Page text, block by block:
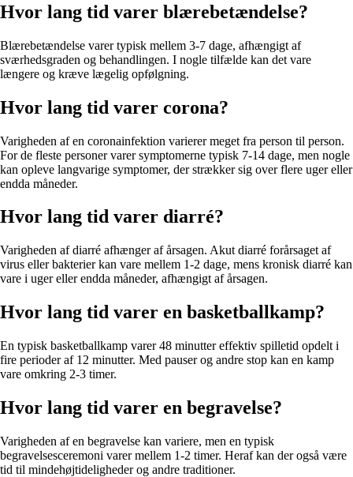
Hvor lang tid varer blærebetændelse?
Blærebetændelse varer typisk mellem 3-7 dage, afhængigt af
sværhedsgraden og behandlingen. I nogle tilfælde kan det vare
længere og kræve lægelig opfølgning.
Hvor lang tid varer corona?
Varigheden af en coronainfektion varierer meget fra person til person.
For de fleste personer varer symptomerne typisk 7-14 dage, men nogle
kan opleve langvarige symptomer, der strækker sig over flere uger eller
endda måneder.
Hvor lang tid varer diarré?
Varigheden af diarré afhænger af årsagen. Akut diarré forårsaget af
virus eller bakterier kan vare mellem 1-2 dage, mens kronisk diarré kan
vare i uger eller endda måneder, afhængigt af årsagen.
Hvor lang tid varer en basketballkamp?
En typisk basketballkamp varer 48 minutter effektiv spilletid opdelt i
fire perioder af 12 minutter. Med pauser og andre stop kan en kamp
vare omkring 2-3 timer.
Hvor lang tid varer en begravelse?
Varigheden af en begravelse kan variere, men en typisk
begravelsesceremoni varer mellem 1-2 timer. Heraf kan der også være
tid til mindehøjtideligheder og andre traditioner.